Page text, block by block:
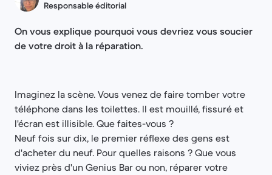
Responsable éditorial
On vous explique pourquoi vous devriez vous soucier
de votre droit à la réparation.
Imaginez la scène. Vous venez de faire tomber votre
téléphone dans les toilettes. Il est mouillé, fissuré et
l'écran est illisible. Que faites-vous ?
Neuf fois sur dix, le premier réflexe des gens est
d'acheter du neuf. Pour quelles raisons ? Que vous
viviez près d'un Genius Bar ou non, réparer votre